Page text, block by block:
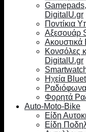
DigitalU.gr
Ποντίκια
Αξεσουάρ
Κονσόλες
DigitalU.gr
Ηχεία
Φορητά
Auto-Moto-Bike
Είδη
Είδη